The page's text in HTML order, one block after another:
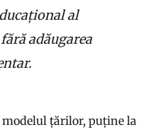
al
adăugarea
țărilor, puține la